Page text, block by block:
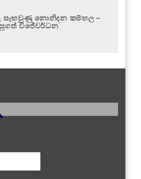
සැඟවුණු නොනිදන කම්හල –
විජේවර්ධන